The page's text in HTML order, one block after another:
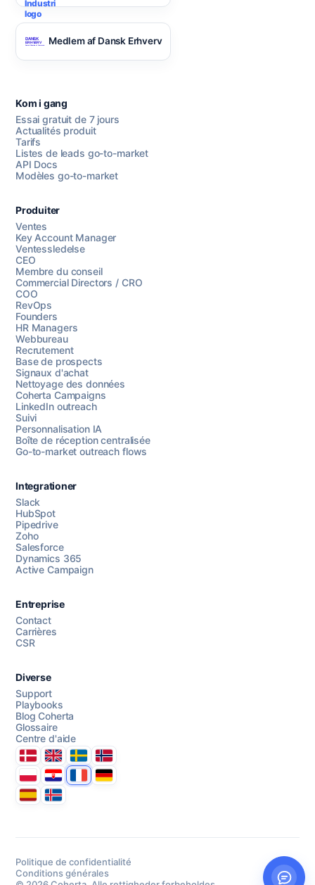
Chattez avec nous
Medlem af Dansk Erhverv
Kom i gang
Essai gratuit de 7 jours
Actualités produit
Tarifs
Listes de leads go-to-market
API Docs
Modèles go-to-market
Produiter
Ventes
Key Account Manager
Ventessledelse
CEO
Membre du conseil
Commercial Directors / CRO
COO
RevOps
Founders
HR Managers
Webbureau
Recrutement
Base de prospects
Signaux d'achat
Nettoyage des données
Coherta Campaigns
LinkedIn outreach
Suivi
Personnalisation IA
Boîte de réception centralisée
Go-to-market outreach flows
Integrationer
Slack
HubSpot
Pipedrive
Zoho
Salesforce
Dynamics 365
Active Campaign
Entreprise
Contact
Carrières
CSR
Diverse
Support
Playbooks
Blog Coherta
Glossaire
Centre d'aide
DanmarkUnited Kingdom
SverigeNorge
PolskaHrvatskaFranceDeutschland
EspanaÍsland
Politique de confidentialité
Conditions générales